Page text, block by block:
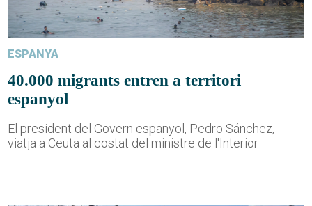
ESPANYA
40.000 migrants entren a territori
espanyol
El president del Govern espanyol, Pedro Sánchez,
viatja a Ceuta al costat del ministre de l'Interior